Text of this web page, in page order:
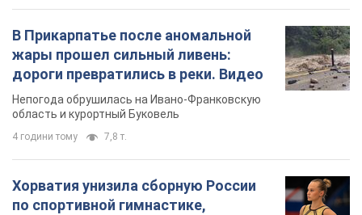
В Прикарпатье после аномальной
жары прошел сильный ливень:
дороги превратились в реки. Видео
Непогода обрушилась на Ивано-Франковскую
область и курортный Буковель
4 години тому 7,8 т.
Хорватия унизила сборную России
по спортивной гимнастике,